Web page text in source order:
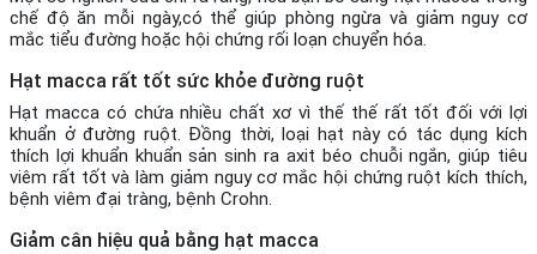
chế độ ăn mỗi ngày,có thể giúp phòng ngừa và giảm nguy cơ
mắc tiểu đường hoặc hội chứng rối loạn chuyển hóa.
Hạt macca rất tốt sức khỏe đường ruột
Hạt macca có chứa nhiều chất xơ vì thế thế rất tốt đối với lợi
khuẩn ở đường ruột. Đồng thời, loại hạt này có tác dụng kích
thích lợi khuẩn khuẩn sản sinh ra axit béo chuỗi ngắn, giúp tiêu
viêm rất tốt và làm giảm nguy cơ mắc hội chứng ruột kích thích,
bệnh viêm đại tràng, bệnh Crohn.
Giảm cân hiệu quả bằng hạt macca